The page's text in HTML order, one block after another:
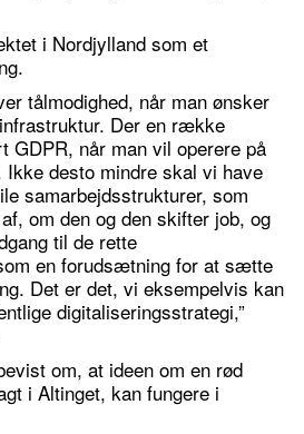
i Nordjylland som et
tålmodighed, når man ønsker
Der en række
når man vil operere på
desto mindre skal vi have
samarbejdsstrukturer, som
om den og den skifter job, og
til de rette
en forudsætning for at sætte
Det er det, vi eksempelvis kan
digitaliseringsstrategi,”
om, at ideen om en rød
i Altinget, kan fungere i